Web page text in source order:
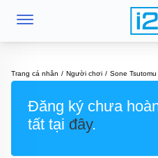
Trang cá nhân Người chơi Sone Tsutomu
Đăng ký chưa
tất tại đây.